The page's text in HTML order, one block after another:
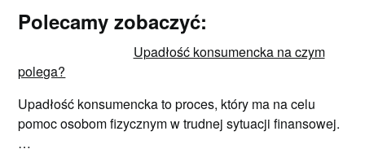
Polecamy zobaczyć:
Upadłość konsumencka na czym
polega?
Upadłość konsumencka to proces, który ma na celu
pomoc osobom fizycznym w trudnej sytuacji finansowej.
…